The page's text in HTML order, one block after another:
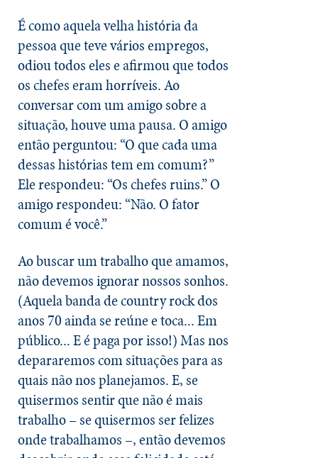
É como aquela velha história da
pessoa que teve vários empregos,
odiou todos eles e afirmou que todos
os chefes eram horríveis. Ao
conversar com um amigo sobre a
situação, houve uma pausa. O amigo
então perguntou: “O que cada uma
dessas histórias tem em comum?”
Ele respondeu: “Os chefes ruins.” O
amigo respondeu: “Não. O fator
comum é você.”
Ao buscar um trabalho que amamos,
não devemos ignorar nossos sonhos.
(Aquela banda de country rock dos
anos 70 ainda se reúne e toca... Em
público... E é paga por isso!) Mas nos
depararemos com situações para as
quais não nos planejamos. E, se
quisermos sentir que não é mais
trabalho – se quisermos ser felizes
onde trabalhamos –, então devemos